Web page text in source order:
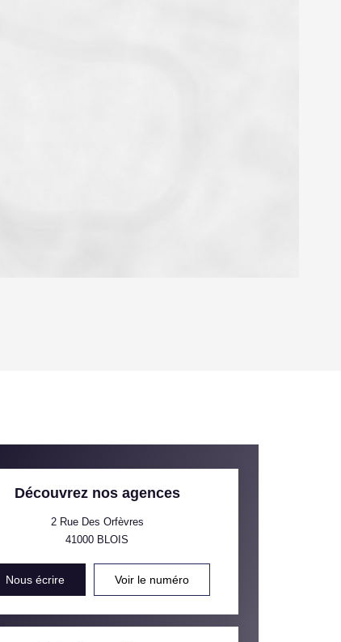
Découvrez nos agences
2 Rue Des Orfèvres
41000 BLOIS
Nous écrire Voir le numéro